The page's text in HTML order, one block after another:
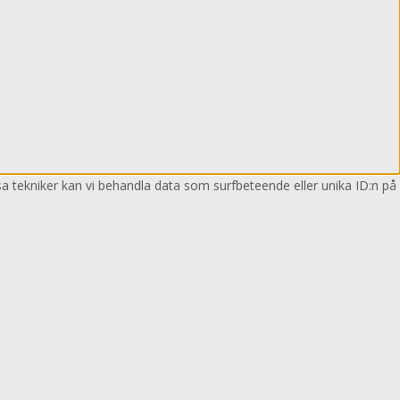
kan vi behandla data som surfbeteende eller unika ID:n på